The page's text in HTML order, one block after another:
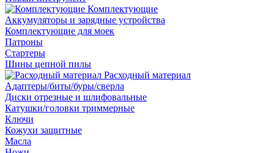
Комплектующие
Аккумуляторы и зарядные устройства
Комплектующие для моек
Патроны
Стартеры
Шины цепной пилы
Расходный материал
Адаптеры/биты/буры/сверла
Диски отрезные и шлифовальные
Катушки/головки триммерные
Ключи
Кожухи защитные
Масла